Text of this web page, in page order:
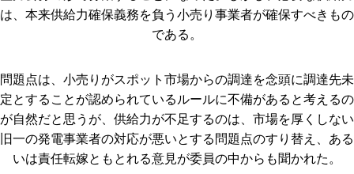
は、本来供給力確保義務を負う小売り事業者が確保すべきもの
である。
問題点は、小売りがスポット市場からの調達を念頭に調達先未
定とすることが認められているルールに不備があると考えるの
が自然だと思うが、供給力が不足するのは、市場を厚くしない
旧一の発電事業者の対応が悪いとする問題点のすり替え、ある
いは責任転嫁ともとれる意見が委員の中からも聞かれた。